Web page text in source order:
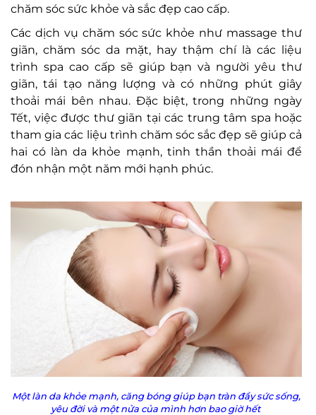
chăm sóc sức khỏe và sắc đẹp cao cấp.
Các dịch vụ chăm sóc sức khỏe như massage thư
giãn, chăm sóc da mặt, hay thậm chí là các liệu
trình spa cao cấp sẽ giúp bạn và người yêu thư
giãn, tái tạo năng lượng và có những phút giây
thoải mái bên nhau. Đặc biệt, trong những ngày
Tết, việc được thư giãn tại các trung tâm spa hoặc
tham gia các liệu trình chăm sóc sắc đẹp sẽ giúp cả
hai có làn da khỏe mạnh, tinh thần thoải mái để
đón nhận một năm mới hạnh phúc.
Một làn da khỏe mạnh, căng bóng giúp bạn tràn đầy sức sống,
yêu đời và một nửa của mình hơn bao giờ hết